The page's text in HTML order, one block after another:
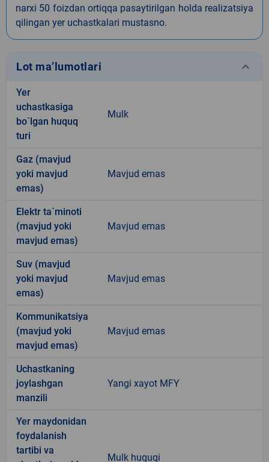
narxi 50 foizdan ortiqqa pasaytirilgan holda realizatsiya
qilingan yer uchastkalari mustasno.
Lot ma’lumotlari keyboard_arrow_down
Yer
uchastkasiga
bo`lgan huquq
turi
Mulk
Gaz (mavjud
yoki mavjud
emas)
Mavjud emas
Elektr ta`minoti
(mavjud yoki
mavjud emas)
Mavjud emas
Suv (mavjud
yoki mavjud
emas)
Mavjud emas
Kommunikatsiya
(mavjud yoki
mavjud emas)
Mavjud emas
Uchastkaning
joylashgan
manzili
Yangi xayot MFY
Yer maydonidan
foydalanish
tartibi va
Mulk huquqi